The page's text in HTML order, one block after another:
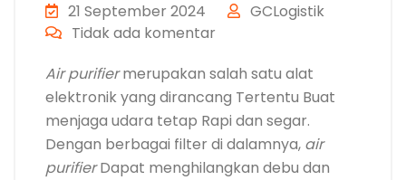
21 September 2024
GCLogistik
Tidak ada komentar
Air purifiermerupakan salah satu alat
elektronik yang dirancang Tertentu Buat
menjaga udara tetap Rapi dan segar.
Dengan berbagai filter di dalamnya, air
purifierDapat menghilangkan debu dan